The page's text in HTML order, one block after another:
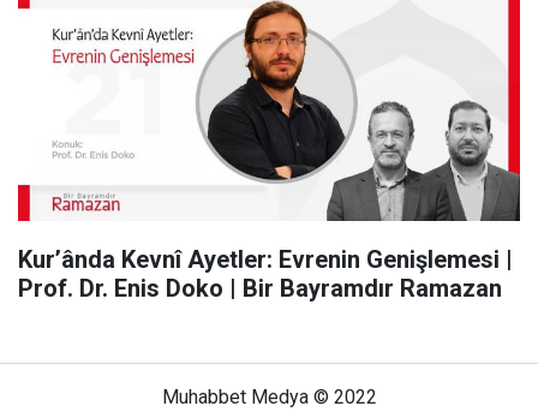
Kur’ânda Kevnî Ayetler: Evrenin Genişlemesi |
Prof. Dr. Enis Doko | Bir Bayramdır Ramazan
Muhabbet Medya © 2022